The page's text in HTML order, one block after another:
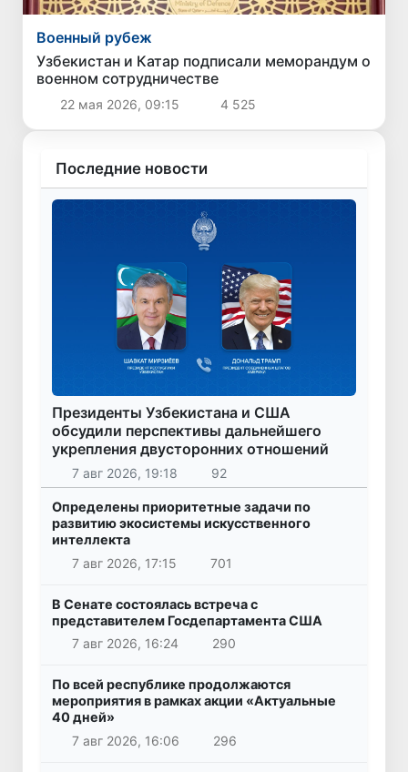
Военный рубеж
Узбекистан и Катар подписали меморандум о
военном сотрудничестве
22 мая 2026, 09:15 4 525
Последние новости
Президенты Узбекистана и США
обсудили перспективы дальнейшего
укрепления двусторонних отношений
7 авг 2026, 19:18 92
Определены приоритетные задачи по
развитию экосистемы искусственного
интеллекта
7 авг 2026, 17:15
701
В Сенате состоялась встреча с
представителем Госдепартамента США
7 авг 2026, 16:24
290
По всей республике продолжаются
мероприятия в рамках акции «Актуальные
40 дней»
7 авг 2026, 16:06
296